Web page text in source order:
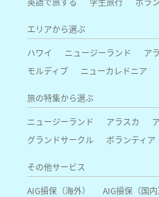
エリアから選ぶ
ハワイ
ニュージーランド ア
モルディブ
ニューカレドニア
旅の特集から選ぶ
ニュージーランド
アラスカ
グランドサークル
ボランティア
その他サービス
AIG損保（海外）
AIG損保（国内